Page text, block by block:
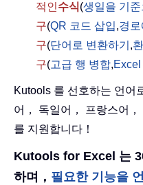
적인수식(생일을 기
구(QR 코드 삽입,경
구(단어로 변환하기 ,
구(고급 행 병합,
Kutools 를 선호하는 언어
어， 독일어， 프랑스어
를 지원합니다！
Kutools for Excel 는
하며， 필요한 기능을